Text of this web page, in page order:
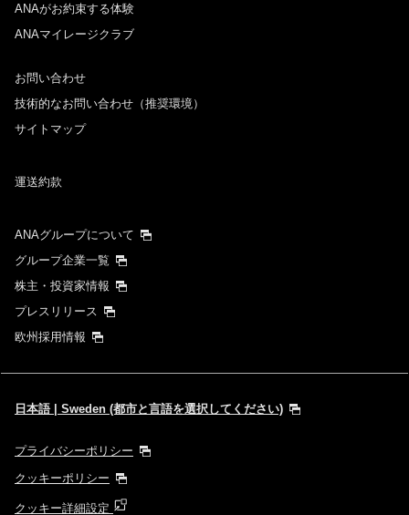
ANAがお約束する体験
ANAマイレージクラブ
お問い合わせ
技術的なお問い合わせ（推奨環境）
サイトマップ
運送約款
ANAグループについて
グループ企業一覧
株主・投資家情報
プレスリリース
欧州採用情報
日本語 | Sweden (都市と言語を選択してください)
プライバシーポリシー
クッキーポリシー
クッキー詳細設定